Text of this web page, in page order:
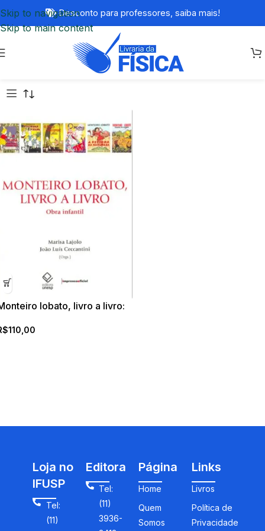
Skip to navigation
Skip to main content
Desconto para professores, saiba mais!
lobato, livro a livro:
110,00
Loja no
IFUSP
Tel:
(11)
Editora
Tel:
(11)
3936-
Página
Home
Quem
Somos
Links
Livros
Política de
Privacidade